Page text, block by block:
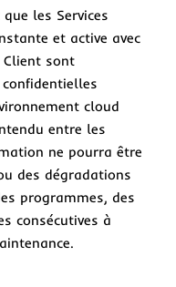
les Services
et active avec
Client sont
cloud
entre les
ne pourra être
des dégradations
programmes, des
consécutives à